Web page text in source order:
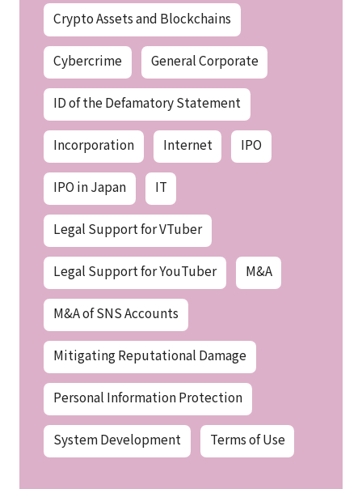
Crypto Assets and Blockchains
Cybercrime General Corporate
ID of the Defamatory Statement
Incorporation Internet IPO
IPO in Japan IT
Legal Support for VTuber
Legal Support for YouTuber M&A
M&A of SNS Accounts
Mitigating Reputational Damage
Personal Information Protection
System Development Terms of Use